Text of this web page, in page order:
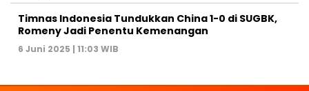
Timnas Indonesia Tundukkan China 1-0 di SUGBK,
Romeny Jadi Penentu Kemenangan
6 Juni 2025 | 11:03 WIB